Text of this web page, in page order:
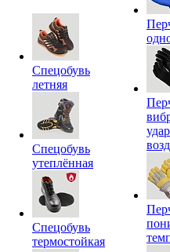
Спецобувь
летняя
Спецобувь
утеплённая
Спецобувь
термостойкая